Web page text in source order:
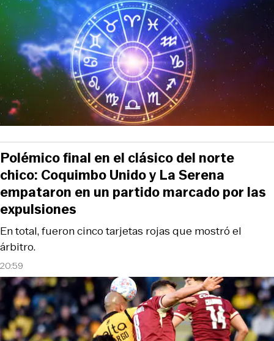
20:59
En total, fueron cinco tarjetas rojas que mostró el
árbitro.
Polémico final en el clásico del norte
chico: Coquimbo Unido y La Serena
empataron en un partido marcado por las
expulsiones